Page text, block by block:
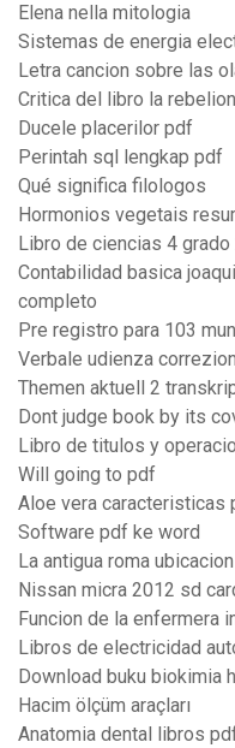
Elena nella mitologia
Sistemas de energia
Letra cancion sobre las
Critica del libro la
Ducele placerilor pdf
Perintah sql lengkap pdf
Qué significa filologos
Hormonios vegetais
Libro de ciencias 4 grado
Contabilidad basica
completo
Pre registro para 103
Verbale udienza
Themen aktuell 2
Dont judge book by its
Libro de titulos y
Will going to pdf
Aloe vera caracteristicas
Software pdf ke word
La antigua roma ubicacion
Nissan micra 2012 sd
Funcion de la enfermera
Libros de electricidad
Download buku biokimia
Hacim ölçüm araçları
Anatomia dental libros